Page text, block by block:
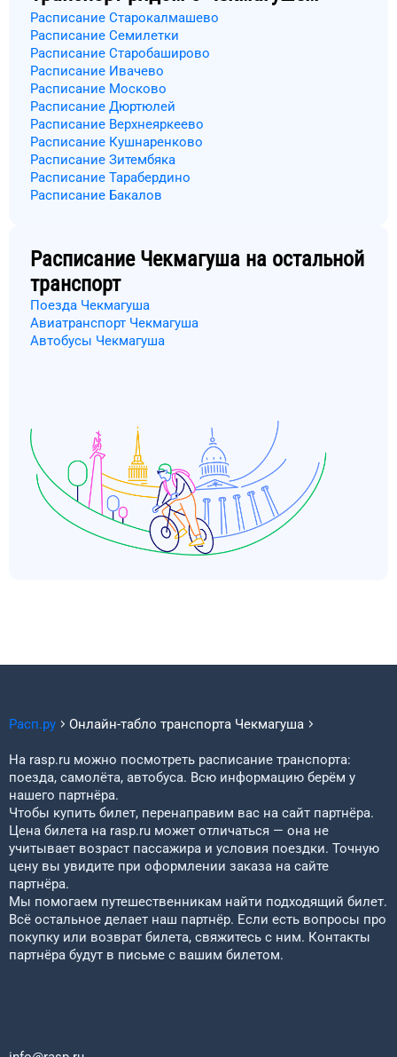
Расписание Старокалмашево
Расписание Семилетки
Расписание Старобаширово
Расписание Ивачево
Расписание Москово
Расписание Дюртюлей
Расписание Верхнеяркеево
Расписание Кушнаренково
Расписание Зитембяка
Расписание Тарабердино
Расписание Бакалов
Расписание Чекмагуша на остальной
транспорт
Поезда Чекмагуша
Авиатранспорт Чекмагуша
Автобусы Чекмагуша
Расп.ру Онлайн-табло транспорта Чекмагуша
На rasp.ru можно посмотреть расписание транспорта:
поезда, самолёта, автобуса. Всю информацию берём у
нашего партнёра.
Чтобы купить билет, перенаправим вас на сайт партнёра.
Цена билета на rasp.ru может отличаться — она не
учитывает возраст пассажира и условия поездки. Точную
цену вы увидите при оформлении заказа на сайте
партнёра.
Мы помогаем путешественникам найти подходящий билет.
Всё остальное делает наш партнёр. Если есть вопросы про
покупку или возврат билета, свяжитесь с ним. Контакты
партнёра будут в письме с вашим билетом.